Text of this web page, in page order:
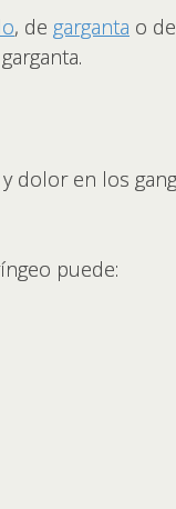
, de garganta o
dolor en los
puede: